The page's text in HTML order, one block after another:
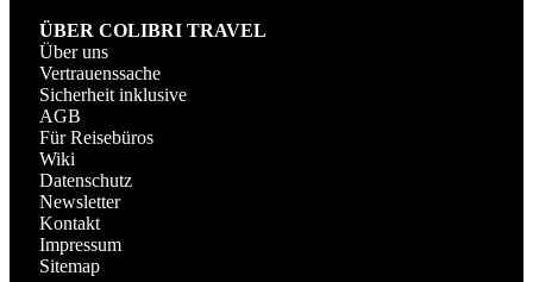
ÜBER COLIBRI TRAVEL
Über uns
Vertrauenssache
Sicherheit inklusive
AGB
Für Reisebüros
Wiki
Datenschutz
Newsletter
Kontakt
Impressum
Sitemap